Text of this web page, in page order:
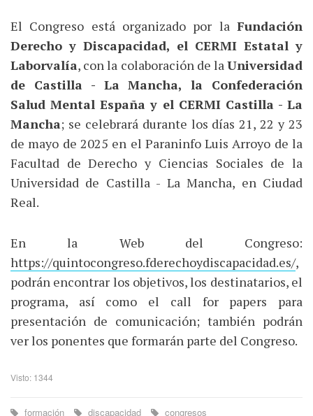
El Congreso está organizado por la Fundación
Derecho y Discapacidad, el CERMI Estatal y
Laborvalía, con la colaboración de la Universidad
de Castilla - La Mancha, la Confederación
Salud Mental España y el CERMI Castilla - La
Mancha; se celebrará durante los días 21, 22 y 23
de mayo de 2025 en el Paraninfo Luis Arroyo de la
Facultad de Derecho y Ciencias Sociales de la
Universidad de Castilla - La Mancha, en Ciudad
Real.
En la Web del Congreso:
https://quintocongreso.fderechoydiscapacidad.es/,
podrán encontrar los objetivos, los destinatarios, el
programa, así como el call for papers para
presentación de comunicación; también podrán
ver los ponentes que formarán parte del Congreso.
Visto: 1344
formación discapacidad congresos